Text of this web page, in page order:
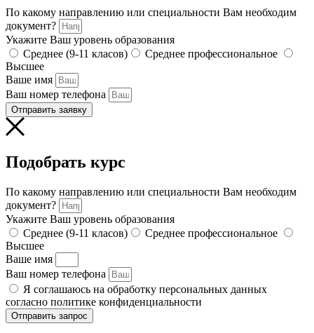
По какому направлению или специальности Вам необходим
документ?
Укажите Ваш уровень образования
Среднее (9-11 класов)
Среднее профессиональное
Высшее
Ваше имя
Ваш номер телефона
Отправить заявку
Подобрать курс
По какому направлению или специальности Вам необходим
документ?
Укажите Ваш уровень образования
Среднее (9-11 класов)
Среднее профессиональное
Высшее
Ваше имя
Ваш номер телефона
Я соглашаюсь на обработку персональных данных
согласно политике конфиденциальности
Отправить запрос